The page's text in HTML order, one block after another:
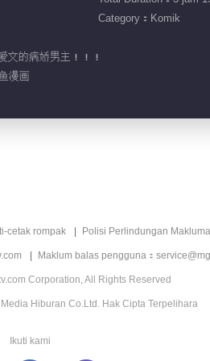
Category：Komik
文的病娇男主！！！
漫画
cetak rompak Polisi Perlindungan
Maklum balas pengguna：
Corporation, All Rights Reserved
Hiburan Co.Ltd. Hak Cipta Terpelihara
Ikuti kami